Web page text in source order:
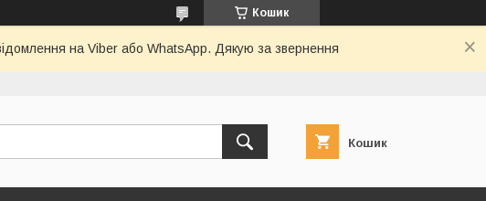
Кошик
на Viber або WhatsApp. Дякую за звернення
Кошик